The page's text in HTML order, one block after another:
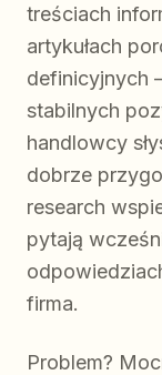
treściach
artykułach
definicyjnych
stabilnych
handlowcy
dobrze
research
pytają
firma.
Problem?